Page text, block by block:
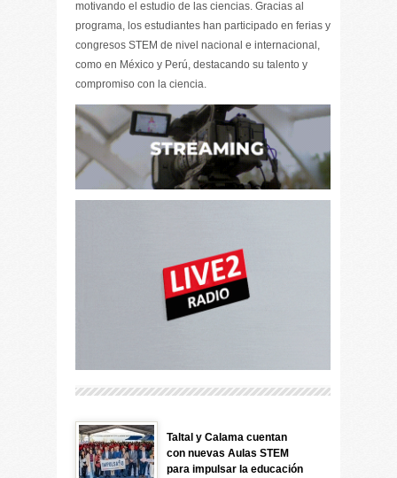
motivando el estudio de las ciencias. Gracias al
programa, los estudiantes han participado en ferias y
congresos STEM de nivel nacional e internacional,
como en México y Perú, destacando su talento y
compromiso con la ciencia.
Taltal y Calama cuentan
con nuevas Aulas STEM
para impulsar la educación